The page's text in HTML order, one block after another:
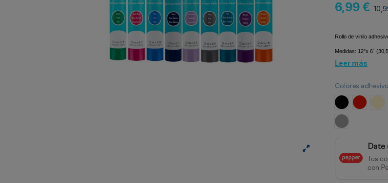
6,99 €
Rollo de vinilo
Medidas: 12"x 6´
Leer más
Colores
Negro
Rojo
Plata
Date
Tus
con